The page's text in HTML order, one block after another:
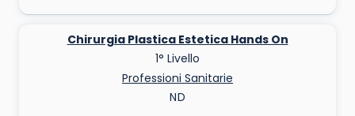
Chirurgia Plastica Estetica Hands On
1° Livello
Professioni Sanitarie
ND